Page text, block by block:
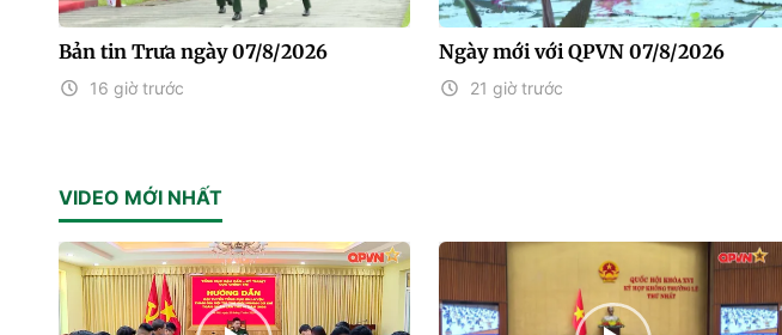
Bản tin Trưa ngày 07/8/2026
16 giờ trước
Ngày mới với QPVN 07/8/2026
21 giờ trước
VIDEO MỚI NHẤT